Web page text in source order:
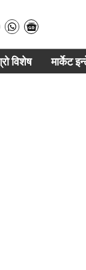
विशेष मार्केट